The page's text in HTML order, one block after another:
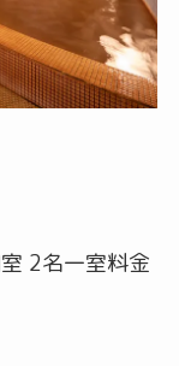
2名一室料金